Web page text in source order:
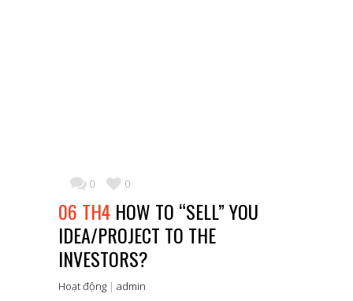
0 0
06 TH4 HOW TO “SELL” YOU
IDEA/PROJECT TO THE
INVESTORS?
Hoạt động | admin